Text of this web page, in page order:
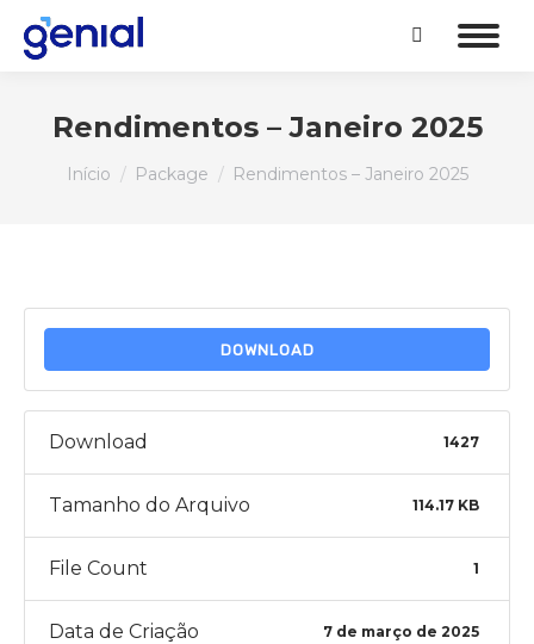
Search:
Rendimentos – Janeiro 2025
Você está aqui:
Início Package Rendimentos – Janeiro 2025
DOWNLOAD
Download 1427
Tamanho do Arquivo 114.17 KB
File Count 1
Data de Criação 7 de março de 2025